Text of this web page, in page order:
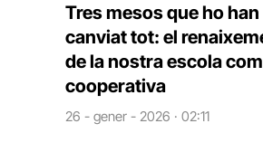
Tres mesos que ho han
canviat tot: el
de la nostra escola
cooperativa
26 - gener - 2026 · 02:11